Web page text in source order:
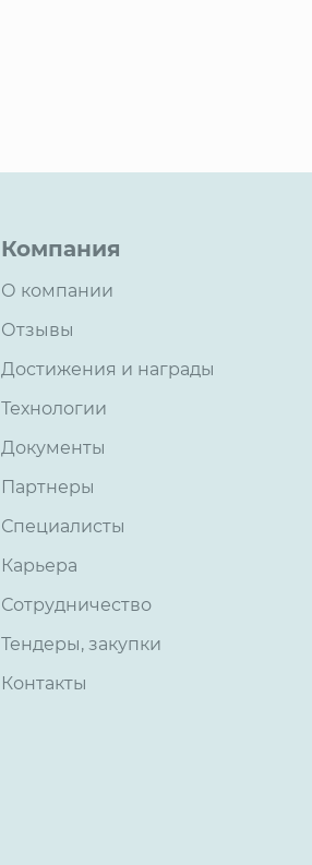
Компания
О компании
Отзывы
Достижения и награды
Технологии
Документы
Партнеры
Специалисты
Карьера
Сотрудничество
Тендеры, закупки
Контакты